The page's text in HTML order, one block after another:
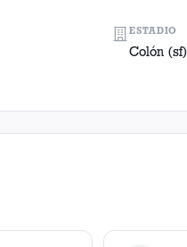
ESTADIO
Colón (sf)